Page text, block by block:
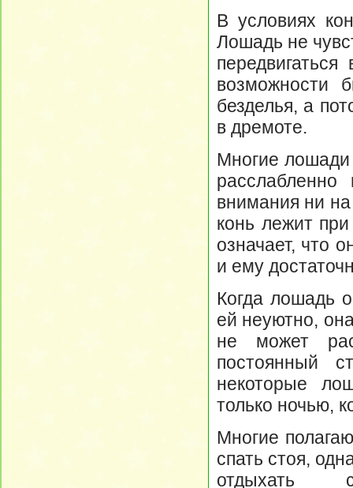
В условиях
Лошадь не
возможности
безделья, а
в дремоте.
Многие лошади
внимания ни
конь лежит
означает, что
и ему
Когда лошадь
ей неуютно,
не может
постоянный
некоторые
только ночью,
Многие
спать стоя,
отдыхать